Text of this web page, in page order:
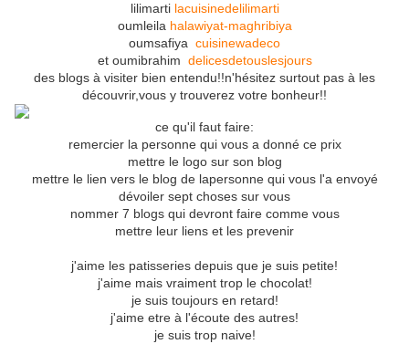
lilimarti lacuisinedelilimarti
oumleila halawiyat-maghribiya
oumsafiya cuisinewadeco
et oumibrahim delicesdetouslesjours
des blogs à visiter bien entendu!!n'hésitez surtout pas à les
découvrir,vous y trouverez votre bonheur!!
ce qu'il faut faire:
remercier la personne qui vous a donné ce prix
mettre le logo sur son blog
mettre le lien vers le blog de lapersonne qui vous l'a envoyé
dévoiler sept choses sur vous
nommer 7 blogs qui devront faire comme vous
mettre leur liens et les prevenir
j'aime les patisseries depuis que je suis petite!
j'aime mais vraiment trop le chocolat!
je suis toujours en retard!
j'aime etre à l'écoute des autres!
je suis trop naive!